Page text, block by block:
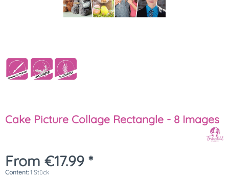
Cake Picture Collage Rectangle - 8 Images
From €17.99 *
Content: 1 Stück